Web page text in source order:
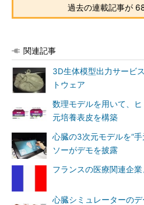
過去の連載記事が
関連記事
3D生体模型出力サービ
トウェア
数理モデルを用いて、
元培養表皮を構築
心臓の3次元モデルを“
ソーがデモを披露
フランスの医療関連企
心臓シミュレーターの